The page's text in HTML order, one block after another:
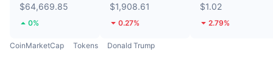
$64,669.85
0%
$1,908.61
0.27%
$1.02
2.79%
CoinMarketCap Tokens Donald Trump